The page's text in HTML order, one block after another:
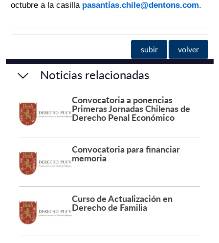
octubre a la casilla pasantías.chile@dentons.com.
subir volver
Noticias relacionadas
Convocatoria a ponencias
Primeras Jornadas Chilenas de
Derecho Penal Económico
Convocatoria para financiar
memoria
Curso de Actualización en
Derecho de Familia